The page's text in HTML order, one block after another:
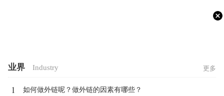
业界 Industry 更多
1 如何做外链呢？做外链的因素有哪些？